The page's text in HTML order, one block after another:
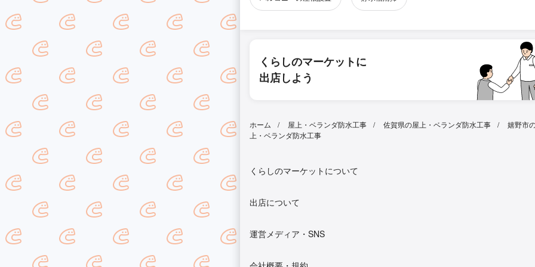
くらしのマーケットに
出店しよう
ホーム 屋上・ベランダ防水工事 佐賀県の屋上・ベランダ防水工事
嬉野市
上・ベランダ防水工事
くらしのマーケットについて
出店について
運営メディア・SNS